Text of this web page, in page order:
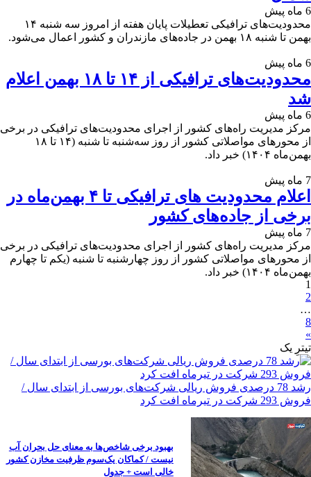
6 ماه پیش
محدودیت‌های ترافیکی تعطیلات پایان هفته از امروز سه شنبه ۱۴
بهمن تا شنبه ۱۸ بهمن در جاده‌های مازندران و کشور اعمال می‌شود.
6 ماه پیش
محدودیت‌های ترافیکی از ۱۴ تا ۱۸ بهمن اعلام
شد
6 ماه پیش
مرکز مدیریت راه‌های کشور از اجرای محدودیت‌های ترافیکی در برخی
از محور‌های مواصلاتی کشور از روز سه‌شنبه تا شنبه (۱۴ تا ۱۸
بهمن‌ماه ۱۴۰۴) خبر داد.
7 ماه پیش
اعلام محدودیت های ترافیکی تا ۴ بهمن‌ماه در
برخی از جاده‌های کشور
7 ماه پیش
مرکز مدیریت راه‌های کشور از اجرای محدودیت‌های ترافیکی در برخی
از محورهای مواصلاتی کشور از روز چهارشنبه تا شنبه (یکم تا چهارم
بهمن‌ماه ۱۴۰۴) خبر داد.
1
2
…
8
»
تیترِ یک
رشد 78 درصدی فروش ریالی شرکت‌های بورسی از ابتدای سال /
فروش 293 شرکت در تیرماه افت کرد
بهبود برخی شاخص‌ها به معنای حل بحران آب
نیست / کماکان یک‌سوم ظرفیت مخازن کشور
خالی است + جدول